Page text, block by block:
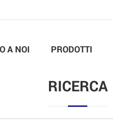
A NOI PRODOTTI
RICERCA